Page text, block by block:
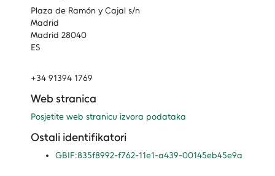
Plaza de Ramón y Cajal s/n
Madrid
Madrid 28040
ES
+34 91394 1769
Web stranica
Posjetite web stranicu izvora podataka
Ostali identifikatori
GBIF:835f8992-f762-11e1-a439-00145eb45e9a